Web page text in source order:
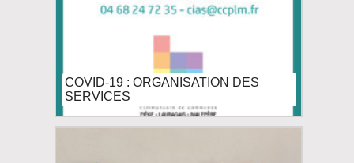
COVID-19 : ORGANISATION DES
SERVICES